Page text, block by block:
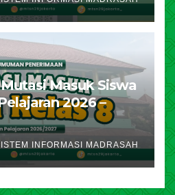
Masuk Siswa
2026 –
INFORMASI MADRASAH